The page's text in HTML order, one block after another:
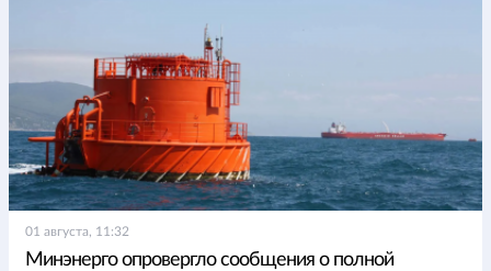
01 августа, 11:32
Минэнерго опровергло сообщения о полной